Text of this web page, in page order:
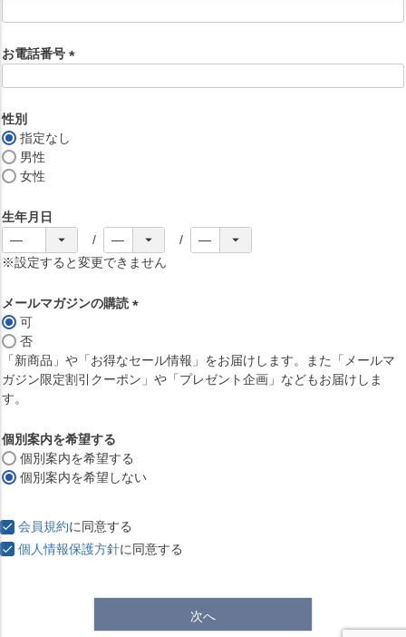
)
お電話番号
性別
指定なし
男性
女性
生年月日
※設定すると変更できません
メールマガジンの購読
須
)
可
否
「新商品」や「お得なセール情報」をお届けします。また「メールマ
ガジン限定割引クーポン」や「プレゼント企画」などもお届けしま
す。
個別案内を希望する
個別案内を希望する
個別案内を希望しない
会員規約に同意する
個人情報保護方針に同意する
次へ